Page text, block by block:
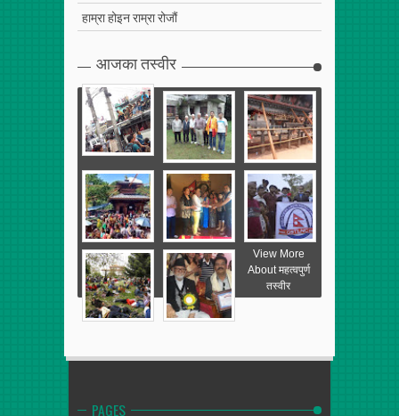
हाम्रा होइन राम्रा रोजौं
आजका तस्वीर
View More
About महत्वपुर्ण
तस्वीर
PAGES